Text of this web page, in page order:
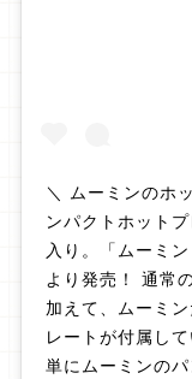
＼ ムーミンのホ
ンパクトホット
入り。「ムーミ
より発売！ 通常
加えて、ムーミ
レートが付属し
単にムーミンの